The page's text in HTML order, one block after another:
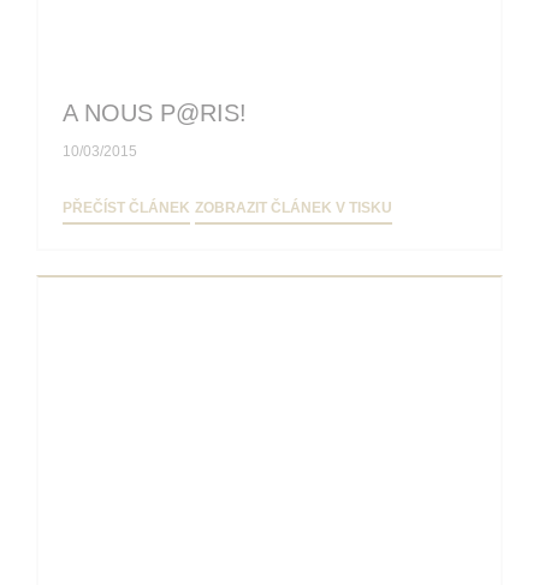
A NOUS P@RIS!
10/03/2015
PŘEČÍST ČLÁNEK ((OTEVŘE SE V NOVÉM OKNĚ))
ZOBRAZIT ČLÁNEK V TISKU